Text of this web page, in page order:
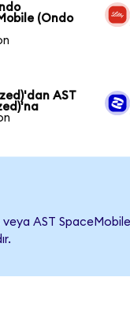
(Ondo
AST
AST